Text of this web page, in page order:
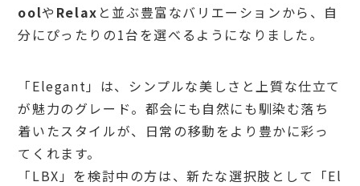
oolや Relax と並ぶ豊富なバリエーションから、自
分にぴったりの1台を選べるようになりました。
「Elegant」は、シンプルな美しさと上質な仕立て
が魅力のグレード。都会にも自然にも馴染む落ち
着いたスタイルが、日常の移動をより豊かに彩っ
てくれます。
「LBX」を検討中の方は、新たな選択肢として「El